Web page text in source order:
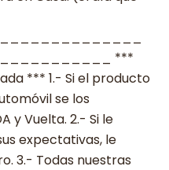
***
*** 1.- Si el producto
se los
y Vuelta. 2.- Si le
expectativas, le
3.- Todas nuestras